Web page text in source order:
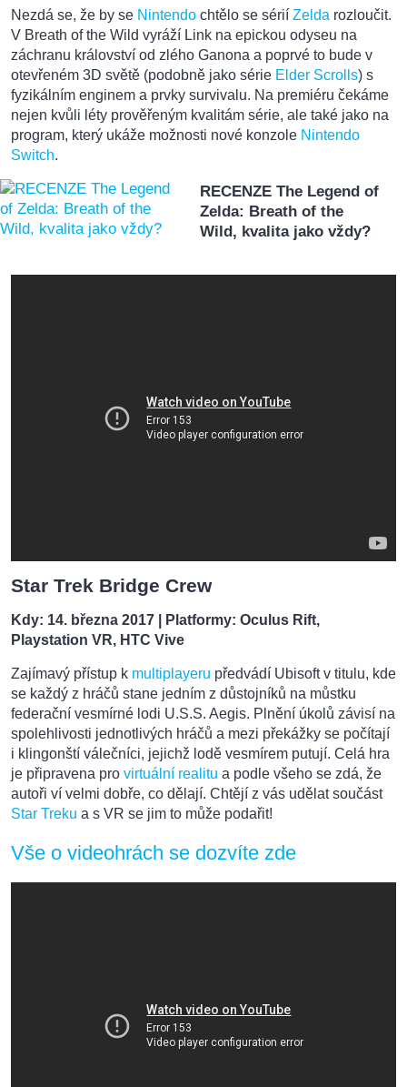
Nezdá se, že by se Nintendo chtělo se sérií Zelda rozloučit.
V Breath of the Wild vyráží Link na epickou odyseu na
záchranu království od zlého Ganona a poprvé to bude v
otevřeném 3D světě (podobně jako série Elder Scrolls) s
fyzikálním enginem a prvky survivalu. Na premiéru čekáme
nejen kvůli léty prověřeným kvalitám série, ale také jako na
program, který ukáže možnosti nové konzole Nintendo
Switch.
RECENZE The Legend of
Zelda: Breath of the
Wild, kvalita jako vždy?
Star Trek Bridge Crew
Kdy: 14. března 2017
| Platformy: Oculus Rift,
Playstation VR, HTC Vive
Zajímavý přístup k multiplayeru předvádí Ubisoft v titulu, kde
se každý z hráčů stane jedním z důstojníků na můstku
federační vesmírné lodi U.S.S. Aegis. Plnění úkolů závisí na
spolehlivosti jednotlivých hráčů a mezi překážky se počítají
i klingonští válečníci, jejichž lodě vesmírem putují. Celá hra
je připravena pro virtuální realitu a podle všeho se zdá, že
autoři ví velmi dobře, co dělají. Chtějí z vás udělat součást
Star Treku a s VR se jim to může podařit!
Vše o videohrách se dozvíte zde